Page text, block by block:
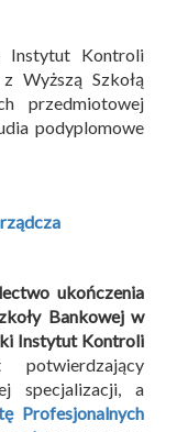
Instytut Kontroli
Wyższą Szkołą
przedmiotowej
podyplomowe
ukończenia
Bankowej w
Instytut Kontroli
specjalizacji, a
Profesjonalnych